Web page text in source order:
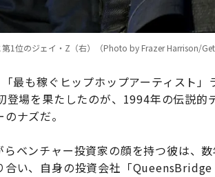
1位のジェイ・Z（右）（Photo by Frazer Harrison/
最も稼ぐヒップホップアーティスト
登場を果たしたのが、1994年の伝説的
ナズだ。
ベンチャー投資家の顔を持つ彼は、
合い、自身の投資会社「